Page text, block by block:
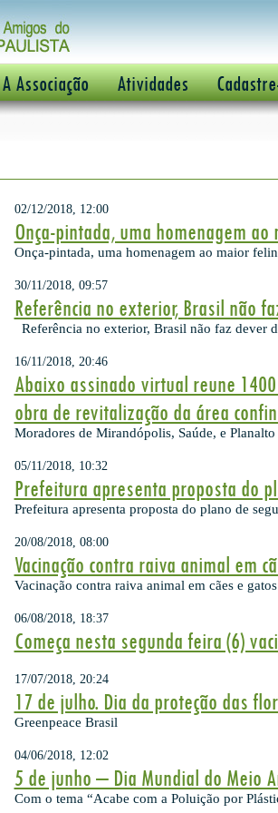
A Associação Atividades
02/12/2018, 12:00
Onça-pintada, uma homenagem
Onça-pintada, uma homenagem ao maior
30/11/2018, 09:57
Referência no exterior, Brasil não
Referência no exterior, Brasil não faz dever
16/11/2018, 20:46
Abaixo assinado virtual reune
obra de revitalização da área
Moradores de Mirandópolis, Saúde, e
05/11/2018, 10:32
Prefeitura apresenta proposta do
Prefeitura apresenta proposta do plano de
20/08/2018, 08:00
Vacinação contra raiva animal em
Vacinação contra raiva animal em cães e
06/08/2018, 18:37
Começa nesta segunda feira (6)
17/07/2018, 20:24
17 de julho. Dia da proteção das
Greenpeace Brasil
04/06/2018, 12:02
5 de junho – Dia Mundial do Meio
Com o tema “Acabe com a Poluição por